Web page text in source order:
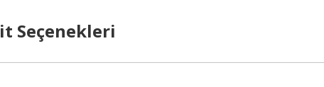
Seçenekleri